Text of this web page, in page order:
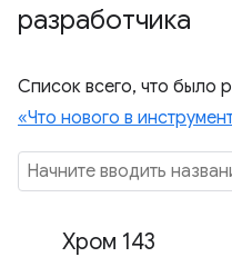
разработчика
Список всего, что было
«Что нового в
Хром 143